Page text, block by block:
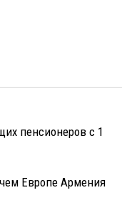
пенсионеров с 1
Европе Армения